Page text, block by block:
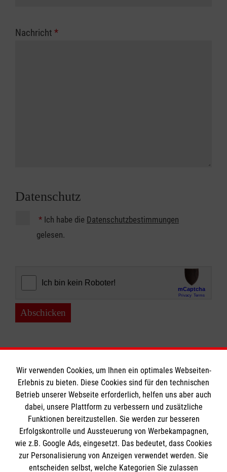
Nachricht *
Datenschutz
* Ich habe die Datenschutzbestimmungen
gelesen.
Abschicken
Informationen
Impressum
Datenschutz
Kontakt
Die Malteser
Wir verwenden Cookies, um Ihnen ein optimales Webseiten-
Erlebnis zu bieten. Diese Cookies sind für den technischen
Betrieb unserer Webseite erforderlich, helfen uns aber auch
dabei, unsere Plattform zu verbessern und zusätzliche
Funktionen bereitzustellen. Sie werden zur besseren
Erfolgskontrolle und Aussteuerung von Werbekampagnen,
wie z.B. Google Ads, eingesetzt. Das bedeutet, dass Cookies
zur Personalisierung von Anzeigen verwendet werden. Sie
entscheiden selbst, welche Kategorien Sie zulassen